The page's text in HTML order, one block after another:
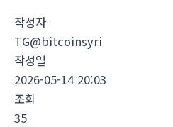
작성자
TG@bitcoinsyri
작성일
2026-05-14 20:03
조회
35